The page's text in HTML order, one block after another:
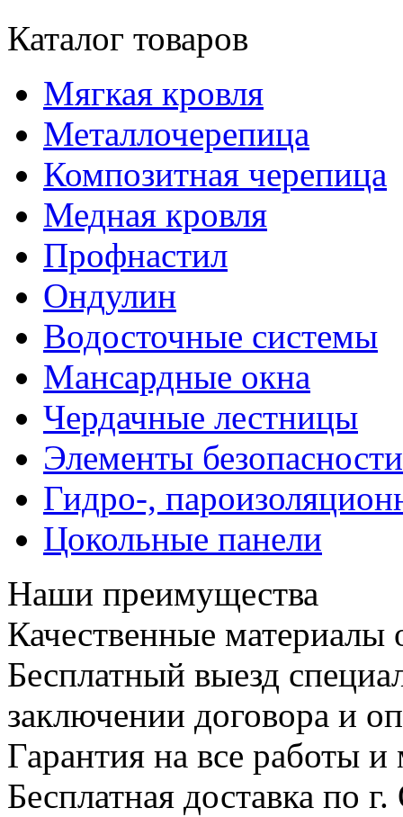
Каталог товаров
Мягкая кровля
Металлочерепица
Композитная черепица
Медная кровля
Профнастил
Ондулин
Водосточные системы
Мансардные окна
Чердачные лестницы
Элементы
Гидро-,
Цокольные панели
Наши преимущества
Качественные материалы
Бесплатный выезд
заключении договора и
Гарантия на все работы и
Бесплатная доставка по